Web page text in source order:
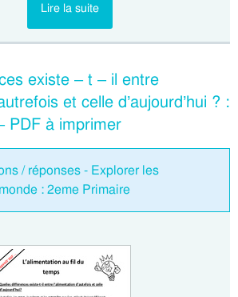
Lire la suite
existe – t – il entre
et celle d’aujourd’hui ? :
PDF à imprimer
/ réponses - Explorer les
: 2eme Primaire